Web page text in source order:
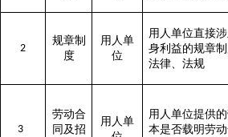
2
规章制
度
用人单
位
用人单位直接
身利益的规章
法律、法规
3
劳动合
同及招
用人单
用人单位提供
本是否载明劳